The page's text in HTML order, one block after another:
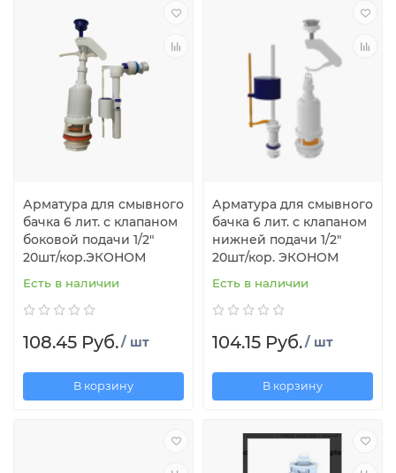
Арматура для смывного
бачка 6 лит. с клапаном
боковой подачи 1/2"
20шт/кор.ЭКОНОМ
Есть в наличии
108.45 Руб./ шт
В корзину
Арматура для смывного
бачка 6 лит. с клапаном
нижней подачи 1/2"
20шт/кор. ЭКОНОМ
Есть в наличии
104.15 Руб./ шт
В корзину